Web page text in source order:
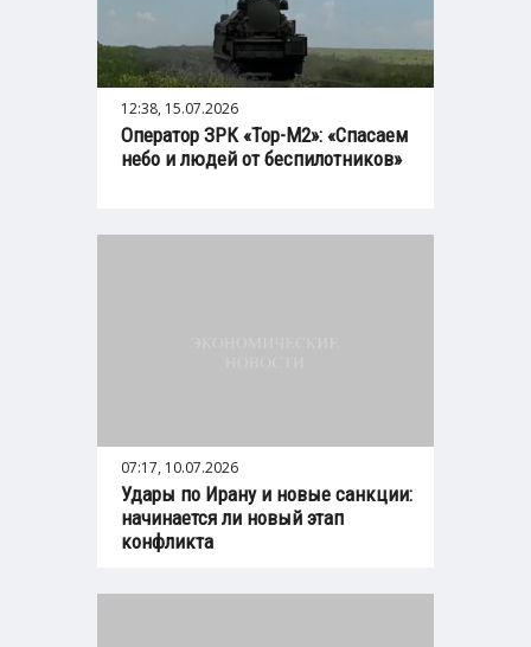
12:38, 15.07.2026
Оператор ЗРК «Тор-М2»: «Спасаем
небо и людей от беспилотников»
07:17, 10.07.2026
Удары по Ирану и новые санкции:
начинается ли новый этап
конфликта